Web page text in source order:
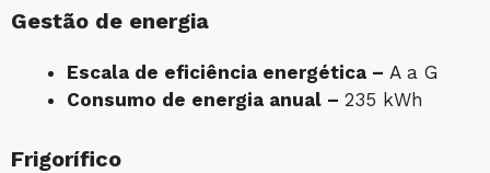
Gestão de energia
Escala de eficiência energética – A a G
Consumo de energia anual – 235 kWh
Frigorífico